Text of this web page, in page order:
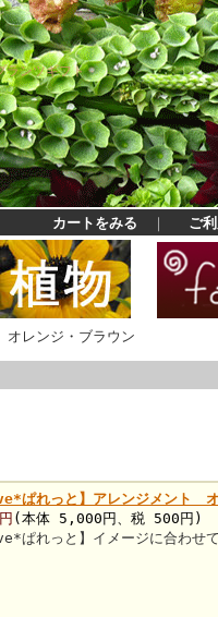
ランツギフト
カートをみる ｜ ご
レンジ・ブラウン
ぱれっと】アレンジメント
(本体 5,000円、税 500円)
ぱれっと】イメージに合わせ